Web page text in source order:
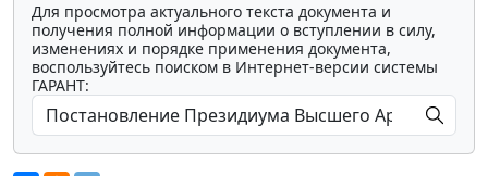
Для просмотра актуального текста документа и
получения полной информации о вступлении в силу,
изменениях и порядке применения документа,
воспользуйтесь поиском в Интернет-версии системы
ГАРАНТ: